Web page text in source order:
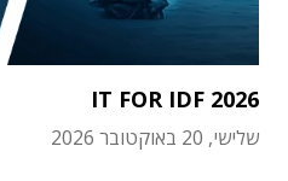
IT FOR IDF 2026
שלישי, 20 באוקטובר 2026